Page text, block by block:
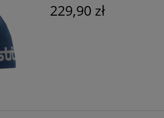
229,90 zł